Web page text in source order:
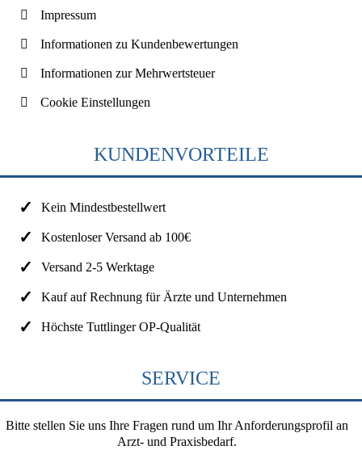
Impressum
Informationen zu Kundenbewertungen
Informationen zur Mehrwertsteuer
Cookie Einstellungen
KUNDENVORTEILE
Kein Mindestbestellwert
Kostenloser Versand ab 100€
Versand 2-5 Werktage
Kauf auf Rechnung für Ärzte und Unternehmen
Höchste Tuttlinger OP-Qualität
SERVICE
Bitte stellen Sie uns Ihre Fragen rund um Ihr Anforderungsprofil an
Arzt- und Praxisbedarf.